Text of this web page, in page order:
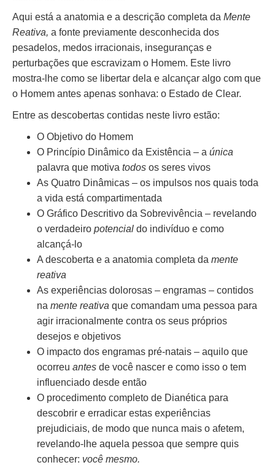
Aqui está a anatomia e a descrição completa da Mente
Reativa, a fonte previamente desconhecida dos
pesadelos, medos irracionais, inseguranças e
perturbações que escravizam o Homem. Este livro
mostra-lhe como se libertar dela e alcançar algo com que
o Homem antes apenas sonhava: o Estado de Clear.
Entre as descobertas contidas neste livro estão:
O Objetivo do Homem
O Princípio Dinâmico da Existência – a única
palavra que motiva todos os seres vivos
As Quatro Dinâmicas – os impulsos nos quais toda
a vida está compartimentada
O Gráfico Descritivo da Sobrevivência – revelando
o verdadeiro potencial do indivíduo e como
alcançá-lo
A descoberta e a anatomia completa da mente
reativa
As experiências dolorosas – engramas – contidos
na mente reativa que comandam uma pessoa para
agir irracionalmente contra os seus próprios
desejos e objetivos
O impacto dos engramas pré-natais – aquilo que
ocorreu antes de você nascer e como isso o tem
influenciado desde então
O procedimento completo de Dianética para
descobrir e erradicar estas experiências
prejudiciais, de modo que nunca mais o afetem,
revelando-lhe aquela pessoa que sempre quis
conhecer: você mesmo.